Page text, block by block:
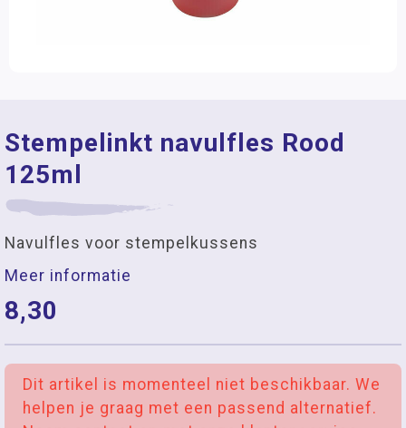
Stempelinkt navulfles Rood
125ml
Navulfles voor stempelkussens
Meer informatie
8,30
Dit artikel is momenteel niet beschikbaar. We
helpen je graag met een passend alternatief.